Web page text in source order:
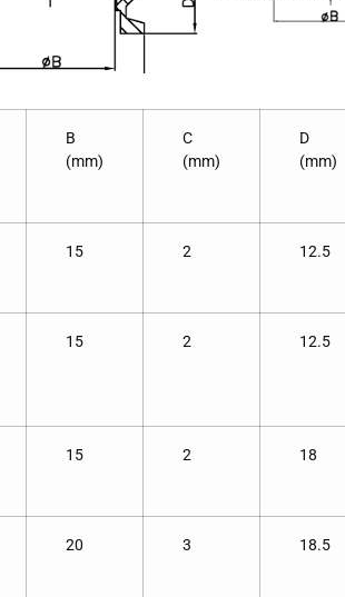
B
(mm)
C
(mm)
D
(mm)
15 2 12.5
15 2 12.5
15 2 18
20 3 18.5